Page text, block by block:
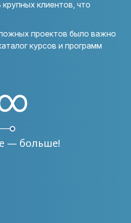
клиентов, что
проектов было важно
курсов и программ
∞
— больше!